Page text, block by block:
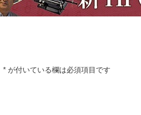
*が付いている欄は必須項目です